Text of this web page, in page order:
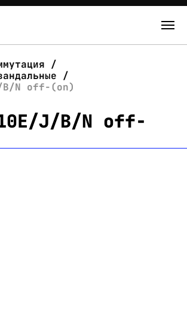
О нас
Новости
Склад
B/N off-(on)
10E/J/B/N off-